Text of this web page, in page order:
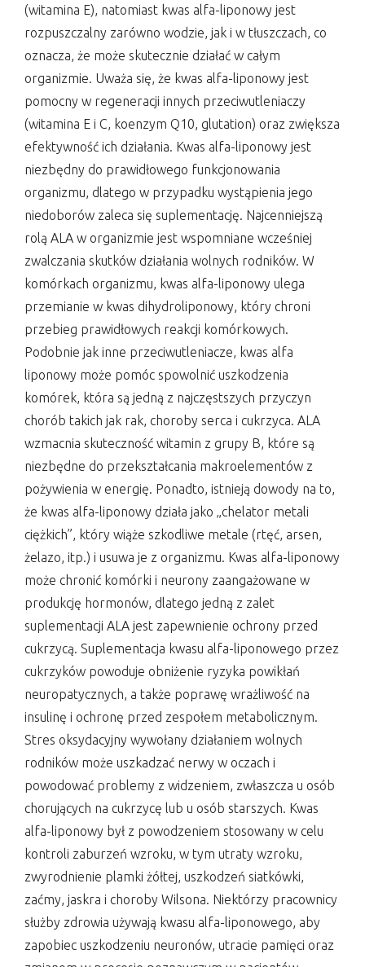
(witamina E), natomiast kwas alfa-liponowy jest
rozpuszczalny zarówno wodzie, jak i w tłuszczach, co
oznacza, że może skutecznie działać w całym
organizmie. Uważa się, że kwas alfa-liponowy jest
pomocny w regeneracji innych przeciwutleniaczy
(witamina E i C, koenzym Q10, glutation) oraz zwiększa
efektywność ich działania. Kwas alfa-liponowy jest
niezbędny do prawidłowego funkcjonowania
organizmu, dlatego w przypadku wystąpienia jego
niedoborów zaleca się suplementację. Najcenniejszą
rolą ALA w organizmie jest wspomniane wcześniej
zwalczania skutków działania wolnych rodników. W
komórkach organizmu, kwas alfa-liponowy ulega
przemianie w kwas dihydroliponowy, który chroni
przebieg prawidłowych reakcji komórkowych.
Podobnie jak inne przeciwutleniacze, kwas alfa
liponowy może pomóc spowolnić uszkodzenia
komórek, która są jedną z najczęstszych przyczyn
chorób takich jak rak, choroby serca i cukrzyca. ALA
wzmacnia skuteczność witamin z grupy B, które są
niezbędne do przekształcania makroelementów z
pożywienia w energię. Ponadto, istnieją dowody na to,
że kwas alfa-liponowy działa jako „chelator metali
ciężkich”, który wiąże szkodliwe metale (rtęć, arsen,
żelazo, itp.) i usuwa je z organizmu. Kwas alfa-liponowy
może chronić komórki i neurony zaangażowane w
produkcję hormonów, dlatego jedną z zalet
suplementacji ALA jest zapewnienie ochrony przed
cukrzycą. Suplementacja kwasu alfa-liponowego przez
cukrzyków powoduje obniżenie ryzyka powikłań
neuropatycznych, a także poprawę wrażliwość na
insulinę i ochronę przed zespołem metabolicznym.
Stres oksydacyjny wywołany działaniem wolnych
rodników może uszkadzać nerwy w oczach i
powodować problemy z widzeniem, zwłaszcza u osób
chorujących na cukrzycę lub u osób starszych. Kwas
alfa-liponowy był z powodzeniem stosowany w celu
kontroli zaburzeń wzroku, w tym utraty wzroku,
zwyrodnienie plamki żółtej, uszkodzeń siatkówki,
zaćmy, jaskra i choroby Wilsona. Niektórzy pracownicy
służby zdrowia używają kwasu alfa-liponowego, aby
zapobiec uszkodzeniu neuronów, utracie pamięci oraz